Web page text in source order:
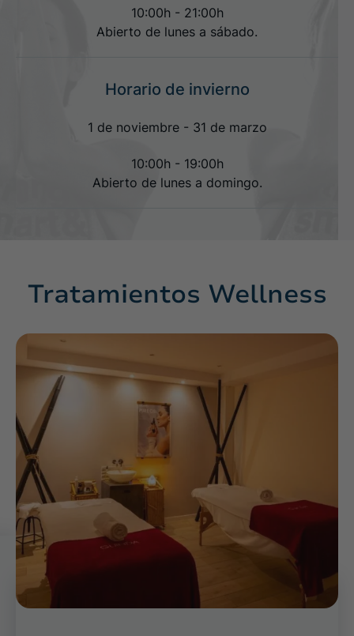
10:00h - 21:00h
Abierto de lunes a sábado.
Horario de invierno
1 de noviembre - 31 de marzo
10:00h - 19:00h
Abierto de lunes a domingo.
Tratamientos Wellness